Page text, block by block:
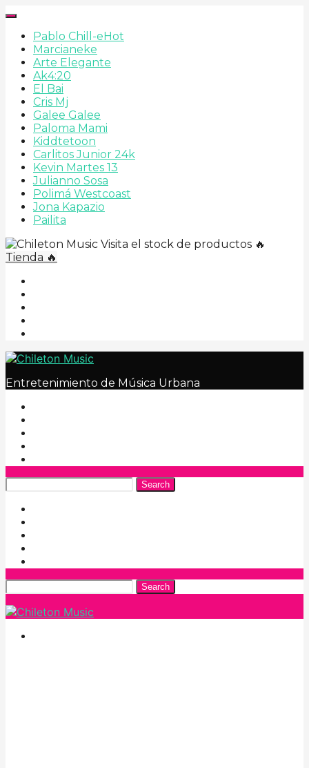
Pablo Chill-eHot
Marcianeke
Arte Elegante
Ak4:20
El Bai
Cris Mj
Galee Galee
Paloma Mami
Kiddtetoon
Carlitos Junior 24k
Kevin Martes 13
Julianno Sosa
Polimá Westcoast
Jona Kapazio
Pailita
Visita el stock de productos 🔥
Tienda 🔥
Entretenimiento de Música Urbana
Search
Search